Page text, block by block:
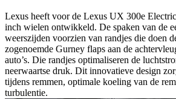
Lexus heeft voor de Lexus UX 300e
inch wielen ontwikkeld. De spaken van de
weerszijden voorzien van randjes die doen
zogenoemde Gurney flaps aan de
auto’s. Die randjes optimaliseren de
neerwaartse druk. Dit innovatieve design
tijdens remmen, optimale koeling van de
turbulentie.